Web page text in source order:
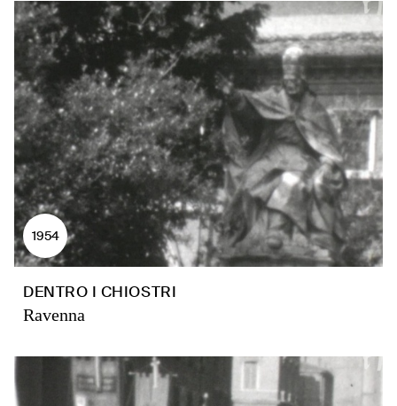
1954
DENTRO I CHIOSTRI
Ravenna